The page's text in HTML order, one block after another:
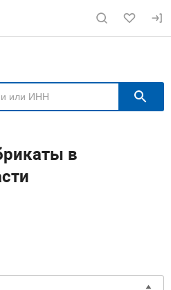
по сайту fishretail.ru
в